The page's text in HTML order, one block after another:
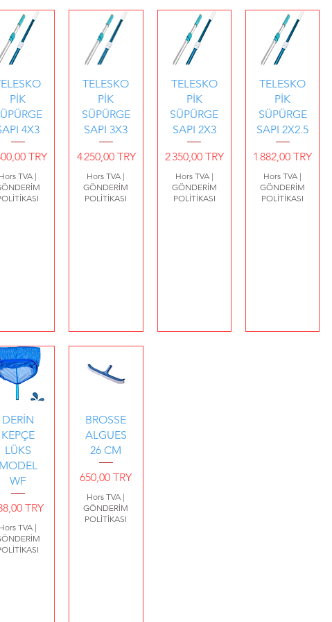
rapide
PİK
4X3
TRY
Hors TVA |
Aperçu rapide
TELESKO
PİK
SÜPÜRGE
SAPI 3X3
Prix
4 250,00 TRY
Hors TVA |
GÖNDERİM
POLİTİKASI
Aperçu rapide
TELESKO
PİK
SÜPÜRGE
SAPI 2X3
Prix
2 350,00 TRY
Hors TVA|
GÖNDERİM
POLİTİKASI
Aperçu rapide
TELESKO
PİK
SÜPÜRGE
SAPI 2X2.5
Prix
1 882,00 TRY
Hors TVA |
GÖNDERİM
POLİTİKASI
rapide
DERİN
KEPÇE
LÜKS
MODEL
WF
TRY
Hors TVA |
Aperçu rapide
BROSSE
ALGUES
26 CM
Prix
650,00 TRY
Hors TVA |
GÖNDERİM
POLİTİKASI